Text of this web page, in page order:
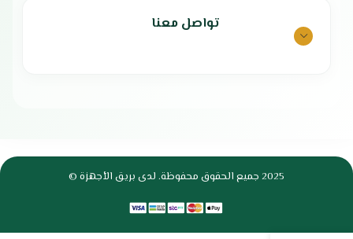
تواصل معنا
2025 جميع الحقوق محفوظة. لدى بريق الأجهزة ©